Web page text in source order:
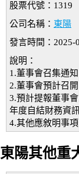
股票代號：1319
公司名稱： 東陽
發言時間：2025-
說明：
1.董事會召集通
2.董事會預計召
3.預計提報董事
年度自結財務資
4.其他應敘明事
東陽其他重